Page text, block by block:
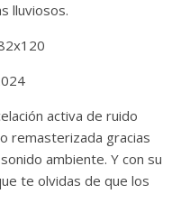
lluviosos.
activa de ruido
remasterizada gracias
ambiente. Y con su
te olvidas de que los